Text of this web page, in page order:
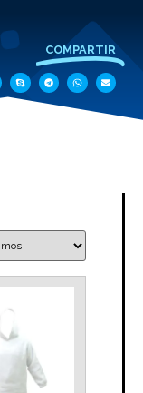
COMPARTIR